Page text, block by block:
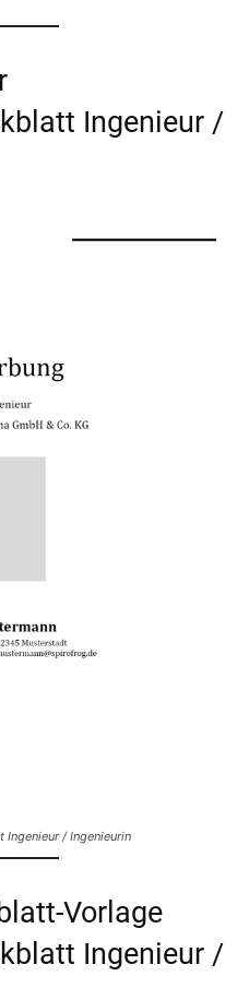
Ingenieur /
Ingenieur / Ingenieurin
Vorlage
Ingenieur /